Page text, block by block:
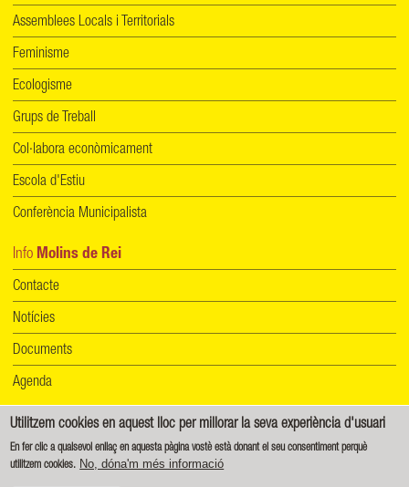
Assemblees Locals i Territorials
Feminisme
Ecologisme
Grups de Treball
Col·labora econòmicament
Escola d'Estiu
Conferència Municipalista
Info Molins de Rei
Contacte
Notícies
Documents
Agenda
Informació de protecció de dades Política de cookies
Utilitzem cookies en aquest lloc per millorar la seva experiència d'usuari
En fer clic a qualsevol enllaç en aquesta pàgina vostè està donant el seu consentiment perquè
utilitzem cookies. No, dóna'm més informació